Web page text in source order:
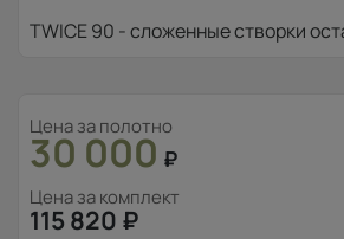
TWICE 90 - сложенные створки
Цена за полотно
30 000 ₽
Цена за комплект
115 820 ₽